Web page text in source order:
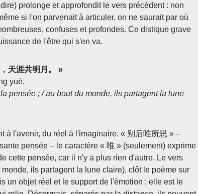
prolonge et approfondit le vers précédent : non
si l'on parvenait à articuler, on ne saurait par où
confuses et profondes. Ce distique grave
de l'être qui s'en va.
天涯共明月。 »
yuè.
pensée ; / au bout du monde, ils partagent la lune
à l'avenir, du réel à l'imaginaire. « 别后唯所思 » –
pensée – le caractère « 唯 » (seulement) exprime
cette pensée, car il n'y a plus rien d'autre. Le vers
ils partagent la lune claire), clôt le poème sur
un objet réel et le support de l'émotion ; elle est le